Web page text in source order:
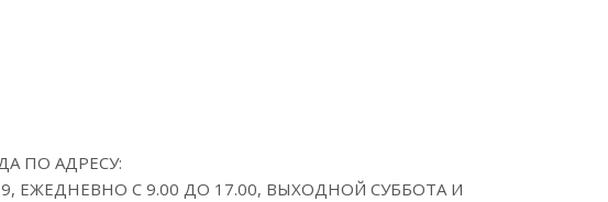
ПО АДРЕСУ:
ЕЖЕДНЕВНО С 9.00 ДО 17.00, ВЫХОДНОЙ СУББОТА И